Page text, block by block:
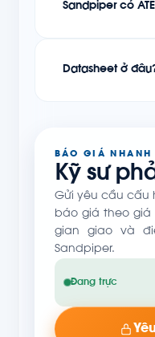
Sandpiper có
Datasheet ở
BÁO GIÁ NHANH
Kỹ sư
Gửi yêu cầu cấu
báo giá theo giá
gian giao và
Sandpiper.
Đang trực